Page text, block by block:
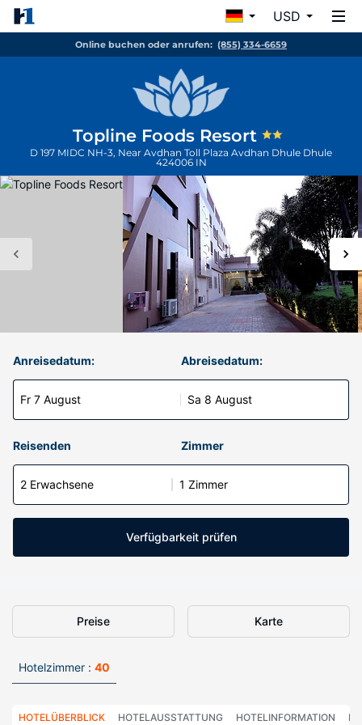
USD
Online buchen oder anrufen: (855) 334-6659
Topline Foods Resort
D 197 MIDC NH-3, Near Avdhan Toll Plaza Avdhan Dhule Dhule
424006 IN
Anreisedatum:
Fr 7 August
Abreisedatum:
Sa 8 August
Reisenden Zimmer
2 Erwachsene 1 Zimmer
Verfügbarkeit prüfen
Preise Karte
Hotelzimmer : 40
HOTELÜBERBLICK HOTELAUSSTATTUNG HOTELINFORMATION